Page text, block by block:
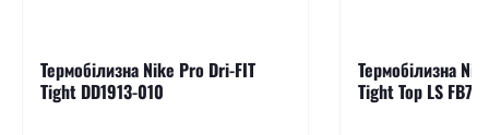
Термобілизна Nike Pro Dri-FIT
Tight DD1913-010
Термобілизна
Tight Top LS